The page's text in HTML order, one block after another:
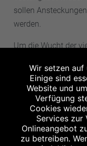
sollen
werden.
Um die Wucht der
Das Robert Koch-
Bürgerinnen und
wahrzunehmen,
Außerdem sollte
und sich an die
3G-Veranstaltungen.
Wir setzen auf
Einige sind
Website und
Verfügung
Cookies
Services zur
Onlineangebot
zu betreiben.